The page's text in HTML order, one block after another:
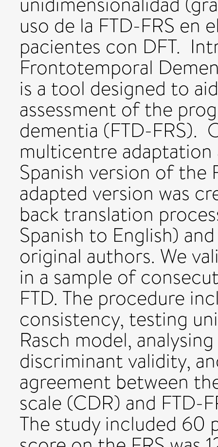
uso de la FTD-FRS en
pacientes con DFT.
Frontotemporal
is a tool designed to
assessment of the
dementia (FTD-FRS).
multicentre
Spanish version of the
adapted version was
back translation
Spanish to English)
original authors. We
in a sample of
FTD. The procedure
consistency, testing
Rasch model,
discriminant validity,
agreement between
scale (CDR) and FTD-
The study included 60